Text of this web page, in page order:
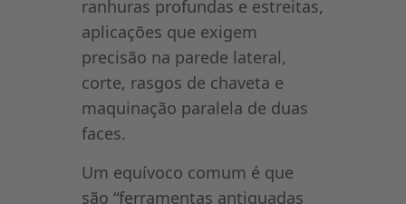
ranhuras profundas e estreitas,
aplicações que exigem
precisão na parede lateral,
corte, rasgos de chaveta e
maquinação paralela de duas
faces.
Um equívoco comum é que
são “ferramentas antiquadas